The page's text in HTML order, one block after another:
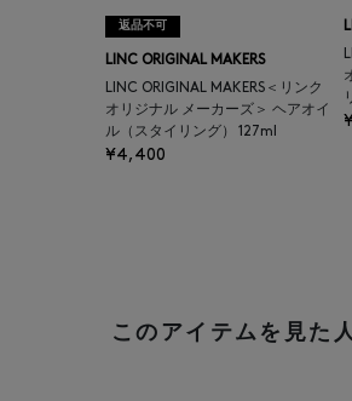
返品不可
LINC ORIGINAL MAKERS
LINC ORIGINAL MAKERS＜リンク
オリジナル メーカーズ＞ ヘアオイ
ル（スタイリング） 127ml
¥4,400
このアイテムを見た